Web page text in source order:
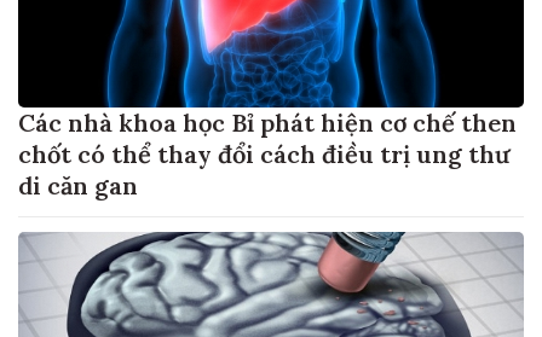
Các nhà khoa học Bỉ phát hiện cơ chế then
chốt có thể thay đổi cách điều trị ung thư
di căn gan